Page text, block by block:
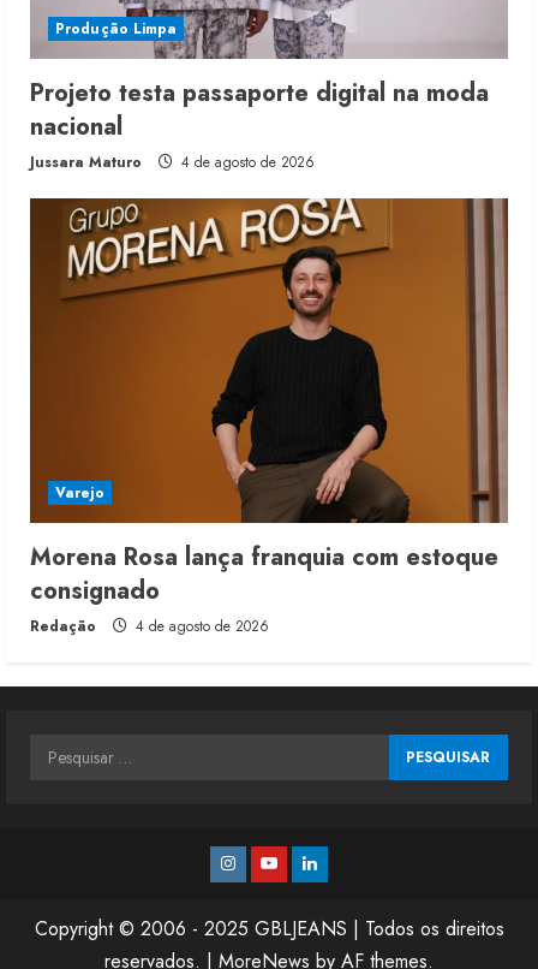
Produção Limpa
Projeto testa passaporte digital na moda
nacional
Jussara Maturo 4 de agosto de 2026
Varejo
Morena Rosa lança franquia com estoque
consignado
Redação 4 de agosto de 2026
Pesquisar
Instagram
YoutubeLinkedin
Copyright © 2006 - 2025 GBLJEANS | Todos os direitos
reservados. | MoreNews by AF themes.